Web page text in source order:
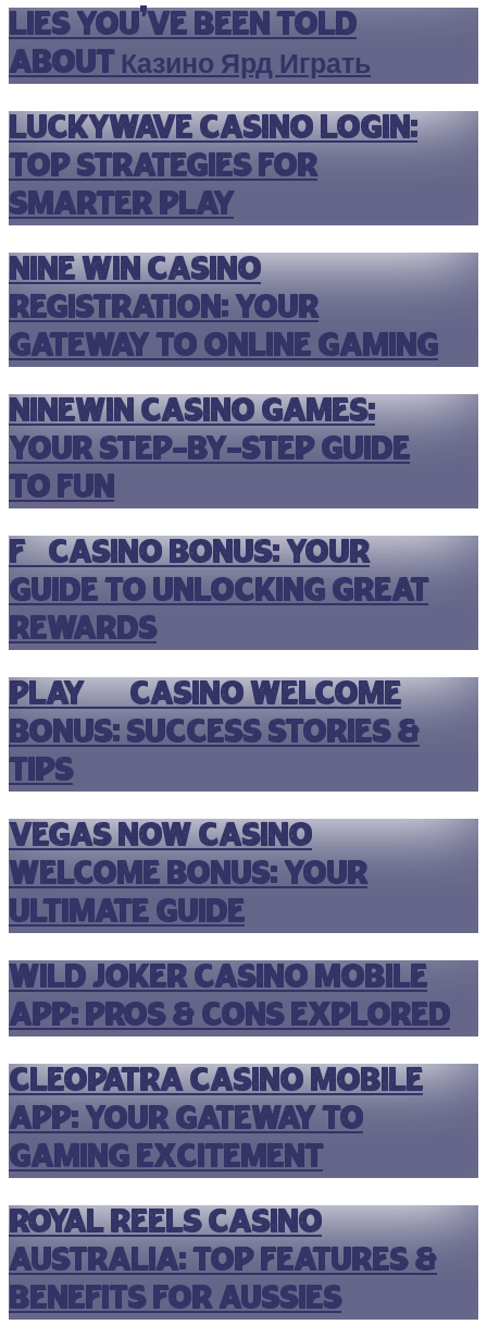
Lies You’ve Been Told
About Казино Ярд Играть
Luckywave Casino Login:
Top Strategies for
Smarter Play
Nine Win Casino
Registration: Your
Gateway to Online Gaming
Ninewin Casino Games:
Your Step-by-Step Guide
to Fun
F7 Casino Bonus: Your
Guide to Unlocking Great
Rewards
Play 99 Casino Welcome
Bonus: Success Stories &
Tips
Vegas Now Casino
Welcome Bonus: Your
Ultimate Guide
Wild Joker Casino Mobile
App: Pros & Cons Explored
Cleopatra Casino Mobile
App: Your Gateway to
Gaming Excitement
Royal Reels Casino
Australia: Top Features &
Benefits for Aussies